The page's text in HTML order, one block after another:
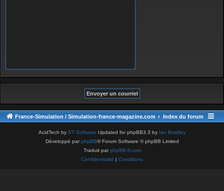
France-Simulation / Simulation-france-magazine.com Index du forum
AcidTech by ST Software Updated for phpBB3.3 by Ian Bradley
Développé parphpBB® Forum Software © phpBB Limited
Traduit parphpBB-fr.com
Confidentialité | Conditions